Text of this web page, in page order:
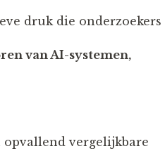
druk die onderzoekers
van AI-systemen,
opvallend vergelijkbare